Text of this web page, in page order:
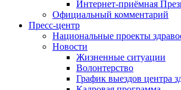
Интернет-приёмная
Официальный комментарий
Пресс-центр
Национальные проекты
Новости
Жизненные ситуации
Волонтерство
График выездов центра